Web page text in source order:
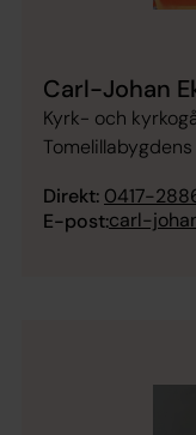
Carl-Johan
Kyrk- och
Direkt: 0417-
E-post:carl-